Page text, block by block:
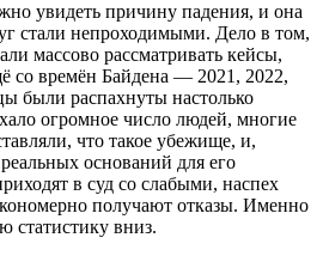
увидеть причину падения, и она
стали непроходимыми. Дело в том,
массово рассматривать кейсы,
со времён Байдена — 2021, 2022,
были распахнуты настолько
огромное число людей, многие
что такое убежище, и,
оснований для его
в суд со слабыми, наспех
получают отказы. Именно
статистику вниз.